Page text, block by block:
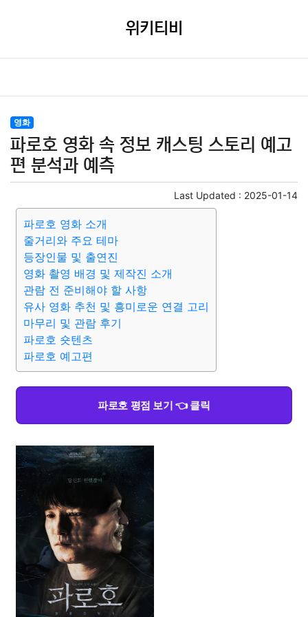
위키티비
영화
파로호 영화 속 정보 캐스팅 스토리 예고
편 분석과 예측
Last Updated : 2025-01-14
파로호 영화 소개
줄거리와 주요 테마
등장인물 및 출연진
영화 촬영 배경 및 제작진 소개
관람 전 준비해야 할 사항
유사 영화 추천 및 흥미로운 연결 고리
마무리 및 관람 후기
파로호 숏텐츠
파로호 예고편
파로호 평점 보기 👈 클릭